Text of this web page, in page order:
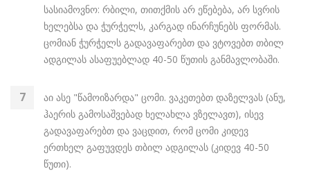
სასიამოვნო: რბილი, თითქმის არ ეწებება, არ სვრის
ხელებსა და ჭურჭელს, კარგად ინარჩუნებს ფორმას.
ცომიან ჭურჭელს გადავაფარებთ და ვტოვებთ თბილ
ადგილას ასაფუებლად 40-50 წუთის განმავლობაში.
აი ასე "წამოიზარდა" ცომი. ვაკეთებთ დაზელვას (ანუ,
ჰაერის გამოსაშვებად ხელახლა ვზელავთ), ისევ
გადავაფარებთ და ვაცდით, რომ ცომი კიდევ
ერთხელ გაფუვდეს თბილ ადგილას (კიდევ 40-50
წუთი).